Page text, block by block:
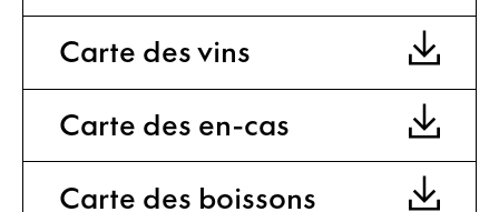
Carte des vins
Carte des en-cas
Carte des boissons